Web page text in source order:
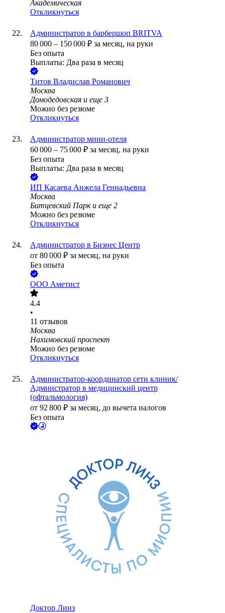
Академическая
Откликнуться
Администратор в барбершоп BRITVA
80 000 – 150 000 ₽ за месяц, на руки
Без опыта
Выплаты: Два раза в месяц
Титов Владислав Романович
Москва
Домодедовская и еще 3
Можно без резюме
Откликнуться
Администратор мини-отеля
60 000 – 75 000 ₽ за месяц, на руки
Без опыта
Выплаты: Два раза в месяц
ИП Касаева Анжела Геннадьевна
Москва
Битцевский Парк и еще 2
Можно без резюме
Откликнуться
Администратор в Бизнес Центр
от 80 000 ₽ за месяц, на руки
Без опыта
ООО Аметист
4.4
•
11 отзывов
Москва
Нахимовский проспект
Можно без резюме
Откликнуться
Администратор-координатор сети клиник/
Админстратор в медицинский центр
(офтальмология)
от 92 800 ₽ за месяц, до вычета налогов
Без опыта
Доктор Линз